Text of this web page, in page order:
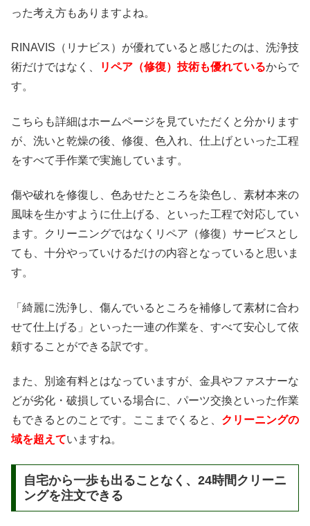
った考え方もありますよね。
RINAVIS（リナビス）が優れていると感じたのは、洗浄技
術だけではなく、
リペア（修復）技術も優れているからで
す。
こちらも詳細はホームページを見ていただくと分かります
が、洗いと乾燥の後、修復、色入れ、仕上げといった工程
をすべて手作業で実施しています。
傷や破れを修復し、色あせたところを染色し、素材本来の
風味を生かすように仕上げる、といった工程で対応してい
ます。クリーニングではなくリペア（修復）サービスとし
ても、十分やっていけるだけの内容となっていると思いま
す。
「綺麗に洗浄し、傷んでいるところを補修して素材に合わ
せて仕上げる」といった一連の作業を、すべて安心して依
頼することができる訳です。
また、別途有料とはなっていますが、金具やファスナーな
どが劣化・破損している場合に、パーツ交換といった作業
もできるとのことです。ここまでくると、 クリーニングの
域を超えていますね。
自宅から一歩も出ることなく、24時間クリーニ
ングを注文できる